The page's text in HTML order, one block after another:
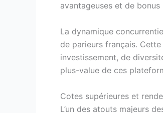
avantageuses et de
La dynamique
de parieurs français.
investissement, de
plus-value de ces
Cotes supérieures et
L’un des atouts majeurs